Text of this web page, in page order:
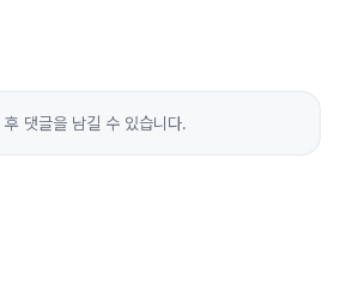
후 댓글을 남길 수 있습니다.